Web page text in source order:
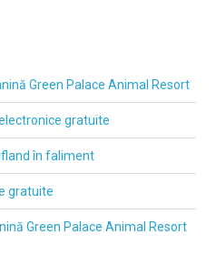
Green Palace Animal Resort
gratuite
în faliment
gratuite
Green Palace Animal Resort